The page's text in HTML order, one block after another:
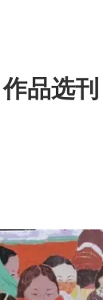
品选刊